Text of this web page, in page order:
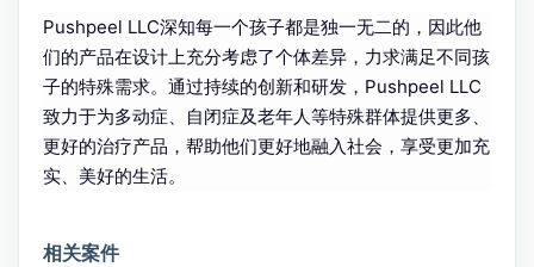
Pushpeel LLC深知每一个孩子都是独一无二的，因此他
们的产品在设计上充分考虑了个体差异，力求满足不同孩
子的特殊需求。通过持续的创新和研发，Pushpeel LLC
致力于为多动症、自闭症及老年人等特殊群体提供更多、
更好的治疗产品，帮助他们更好地融入社会，享受更加充
实、美好的生活。
相关案件